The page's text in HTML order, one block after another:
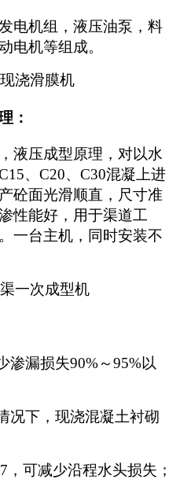
电机组，液压油泵，料
电机等组成。
：
液压成型原理，对以水
、C20、C30混凝上进
砼面光滑顺直，尺寸准
性能好，用于渠道工
一台主机，同时安装不
渗漏损失90%～95%以
况下，现浇混凝土衬砌
，可减少沿程水头损失；